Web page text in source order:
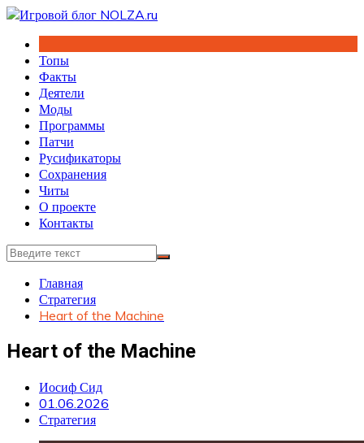
Перейти
содержимому
Топы
Факты
Деятели
Моды
Программы
Патчи
Русификаторы
Сохранения
Читы
О проекте
Контакты
Главная
Стратегия
Heart of the Machine
Heart of the Machine
Иосиф Сид
01.06.2026
Стратегия